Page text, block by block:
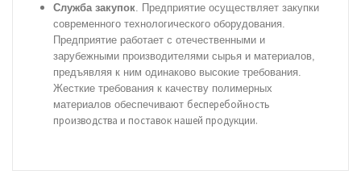
Служба закупок . Предприятие осуществляет закупки
современного технологического оборудования.
Предприятие работает с отечественными и
зарубежными производителями сырья и материалов,
предъявляя к ним одинаково высокие требования.
Жесткие требования к качеству полимерных
материалов обеспечивают бесперебойность
производства и поставок нашей продукции.